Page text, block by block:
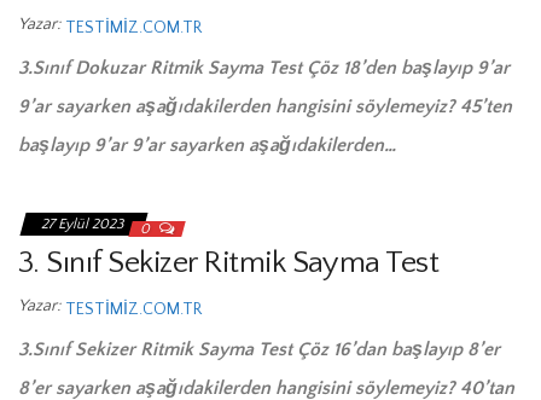
Yazar: TESTIMIZ.COM.TR
3.Sınıf Dokuzar Ritmik Sayma Test Çöz 18’den başlayıp 9’ar
9’ar sayarken aşağıdakilerden hangisini söylemeyiz? 45’ten
başlayıp 9’ar 9’ar sayarken aşağıdakilerden…
27 Eylül 2023 0
3. Sınıf Sekizer Ritmik Sayma Test
Yazar: TESTIMIZ.COM.TR
3.Sınıf Sekizer Ritmik Sayma Test Çöz 16’dan başlayıp 8’er
8’er sayarken aşağıdakilerden hangisini söylemeyiz? 40’tan